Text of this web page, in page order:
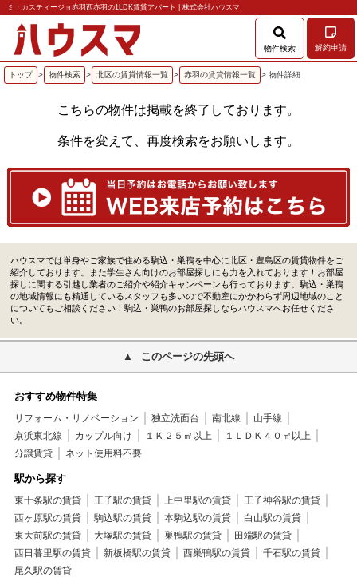
ミ・カスティージョ赤羽西赤羽の1LDK賃貸アパート | 株式会社ハウスマ
物件検索 解約申請
トップ > 物件検索 > 北区の賃貸情報一覧 > 赤羽の賃貸情報一覧 > 物件詳細
こちらの物件は掲載を終了しております。
条件を変えて、再度検索をお願いします。
ハウスマでは単身やご家族で住める駒込・巣鴨を中心に北区・豊島区の賃貸物件をご
紹介しております。また学生さん向けのお部屋探しにも力を入れております！お部屋
探しに関する引越し業者のご紹介や紹介キャンペーンも行っております。駒込・巣鴨
の地域情報にも精通しているスタッフも多いので不動産にかかわらず周辺地域のこと
についてもご相談ください！駒込・巣鴨のお部屋探しならハウスマへお任せくださ
い。
このページの先頭へ
おすすめ物件特集
リフォーム・リノベーション 独立洗面台 南北線
山手線
京浜東北線
カップル向け １Ｋ２５㎡以上
１ＬＤＫ４０㎡以上
分譲賃貸
ネット使用料不要
駅から探す
東十条駅の賃貸 王子駅の賃貸 上中里駅の賃貸
王子神谷駅の賃貸
西ヶ原駅の賃貸
駒込駅の賃貸 本駒込駅の賃貸
白山駅の賃貸
東大前駅の賃貸
大塚駅の賃貸 巣鴨駅の賃貸
田端駅の賃貸
西日暮里駅の賃貸
新板橋駅の賃貸 西巣鴨駅の賃貸
千石駅の賃貸
尾久駅の賃貸